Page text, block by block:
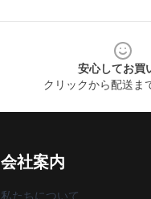
安心してお買
クリックから配送ま
会社案内
私たちについて